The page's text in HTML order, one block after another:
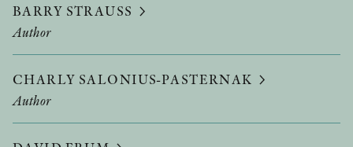
BARRY STRAUSS
Author
CHARLY SALONIUS-PASTERNAK
Author